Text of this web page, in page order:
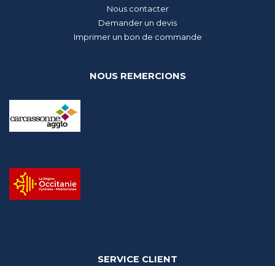
Nous contacter
Demander un devis
Imprimer un bon de commande
NOUS REMERCIONS
SERVICE CLIENT